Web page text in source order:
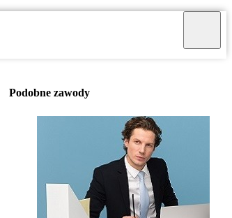
Podobne zawody